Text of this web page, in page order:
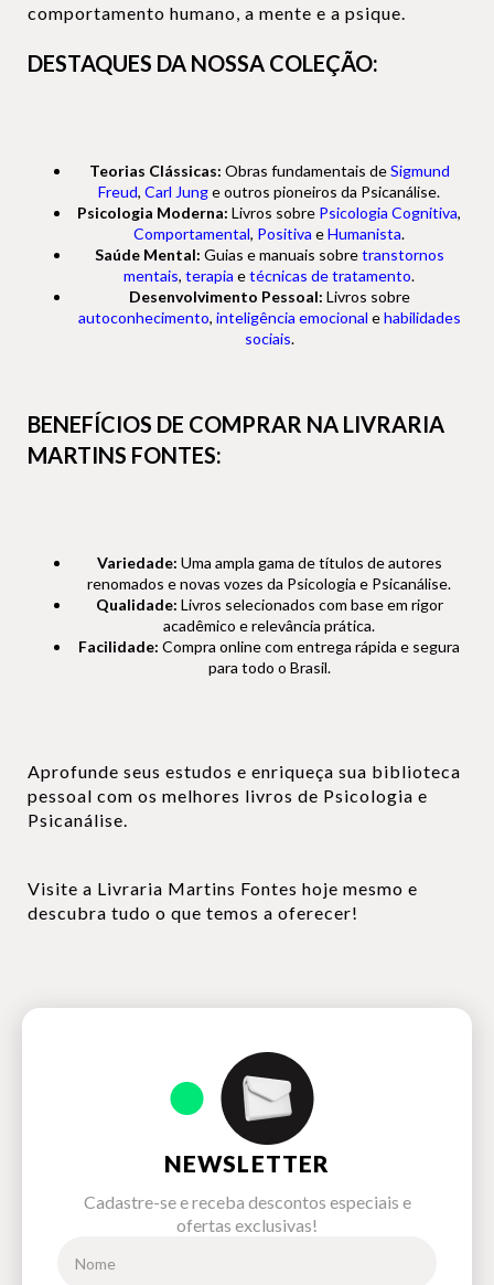
comportamento humano, a mente e a psique.
DESTAQUES DA NOSSA COLEÇÃO:
Teorias Clássicas: Obras fundamentais deSigmund
Freud, Carl Junge outros pioneiros da Psicanálise.
Psicologia Moderna: Livros sobre Psicologia Cognitiva,
Comportamental, Positiva eHumanista.
Saúde Mental: Guias e manuais sobretranstornos
mentais, terapia etécnicas de tratamento.
Desenvolvimento Pessoal: Livros sobre
autoconhecimento, inteligência emocional ehabilidades
sociais.
BENEFÍCIOS DE COMPRAR NA LIVRARIA
MARTINS FONTES:
Variedade: Uma ampla gama de títulos de autores
renomados e novas vozes da Psicologia e Psicanálise.
Qualidade: Livros selecionados com base em rigor
acadêmico e relevância prática.
Facilidade: Compra online com entrega rápida e segura
para todo o Brasil.
Aprofunde seus estudos e enriqueça sua biblioteca
pessoal com os melhores livros de Psicologia e
Psicanálise.
Visite a Livraria Martins Fontes hoje mesmo e
descubra tudo o que temos a oferecer!
NEWSLETTER
Cadastre-se e receba descontos especiais e
ofertas exclusivas!